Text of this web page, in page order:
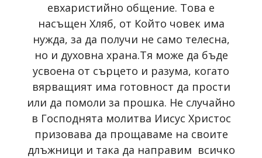
евхаристийно общение. Това е
насъщен Хляб, от Който човек има
нужда, за да получи не само телесна,
но и духовна храна.Тя може да бъде
усвоена от сърцето и разума, когато
вярващият има готовност да прости
или да помоли за прошка. Не случайно
в Господнята молитва Иисус Христос
призовава да прощаваме нa своите
длъжници и така да направим всичко